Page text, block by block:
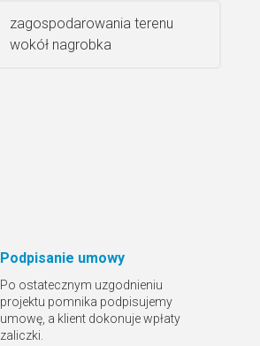
zagospodarowania terenu
wokół nagrobka
Podpisanie umowy
Po ostatecznym uzgodnieniu
projektu pomnika podpisujemy
umowę, a klient dokonuje wpłaty
zaliczki.